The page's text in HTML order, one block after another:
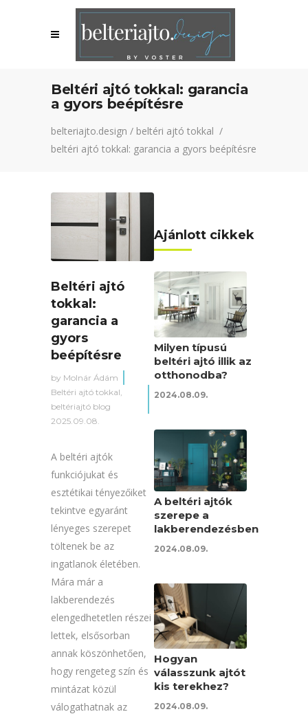
Beltéri ajtó tokkal: garancia
a gyors beépítésre
belteriajto.design / beltéri ajtó tokkal /
beltéri ajtó tokkal: garancia a gyors beépítésre
Beltéri ajtó
tokkal:
garancia a
gyors
beépítésre
by Molnár Ádám
Beltéri ajtó tokkal
beltériajtó blog
2025.09.08.
A beltéri ajtók
funkciójukat és
esztétikai tényezőiket
tekintve egyaránt
lényeges szerepet
töltenek be az
ingatlanok életében.
Mára már a
lakberendezés
elengedhetetlen részei
lettek, elsősorban
annak köszönhetően,
hogy rengeteg szín és
mintázat közül
válogathatnak az
Ajánlott cikkek
Milyen típusú
beltéri ajtó illik az
otthonodba?
2024.08.09.
A beltéri ajtók
szerepe a
lakberendezésben
2024.08.09.
Hogyan
válasszunk ajtót
kis terekhez?
2024.08.09.